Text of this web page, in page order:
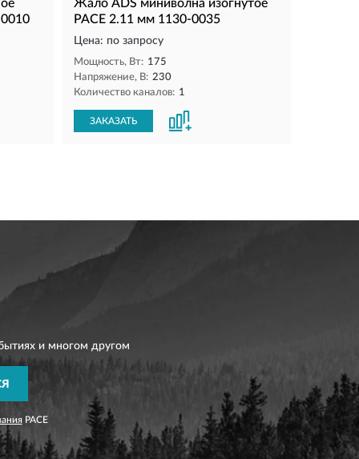
Жало ADS миниволна изогнутое
PACE 2.11 мм 1130-0035
Цена: по запросу
Мощность, Вт: 175
Напряжение, В: 230
Количество каналов: 1
ЗАКАЗАТЬ
и многом другом
PACE